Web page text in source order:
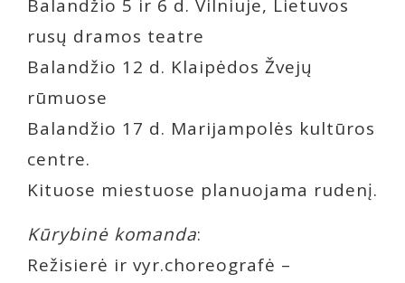
Balandžio 5 ir 6 d. Vilniuje, Lietuvos
rusų dramos teatre
Balandžio 12 d. Klaipėdos Žvejų
rūmuose
Balandžio 17 d. Marijampolės kultūros
centre.
Kituose miestuose planuojama rudenį.
Kūrybinė komanda:
Režisierė ir vyr.choreografė –